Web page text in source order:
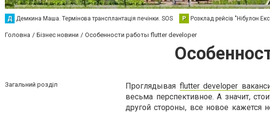
Д Демкина Маша. Термінова трансплантація печінки. SOS Р Розклад рейсів "Нібулон
Головна Бізнес новини Особенности работы flutter developer
Загальний розділ Проглядывая flutter developer
весьма перспективное. А значит,
другой стороны, все новое кажется